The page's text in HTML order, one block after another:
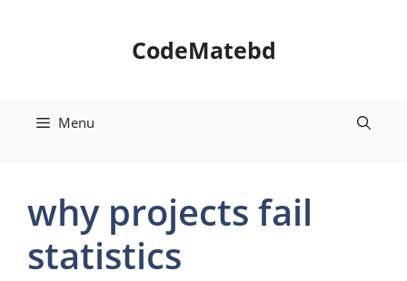
CodeMatebd
Menu
why projects fail
statistics